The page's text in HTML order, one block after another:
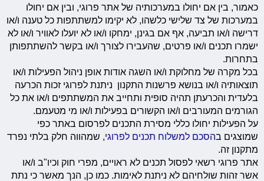
כאמור, בין אם יחולו במערכותיה של אתר פרוגי, ובין אם יחולו
במערכות של צד שלישי כלשהו, לא יקימו למשתתפות כל טענה ו/או
דרישה ו/או תביעה, אף אם בגינן, ימחקו ו/או לא יועלו לאוויר ו/או לא
ישמרו תכנים ו/או פרטים, שהעבירו לצורך ו/או בקשר להשתתפותן
בתחרות.
בכל מקרה של מחלוקת ו/או השגה אודות אופן ניהול הפעילות ו/או
תוצאותיה ו/או בנושא פרשנות התקנון ניתנת לפרוגי זכות הכרעה
בלעדית והכרעתן תהיה סופית ותחייב את המשתתפים ו/או את כל
הגורמים המעורבים ו/או הקשורים בפעילות ו/או מי מטעמם.
על הפעילות יחולו כללי מסירת התכנים לפרסום באתר כפי
שמוצגים בהסכם למשלוח תכנים לפרוגי , שמהווה חלק בלתי נפרד
מתקנון זה.
אתר פרוגי רשאי לפסול תכנים לא ראויים, מפרי חוק וכיו"ב ו/או
אשר זהות שולחיהם לא ניתנת לאימות. כמו כן, הנך מאשר כי נתת